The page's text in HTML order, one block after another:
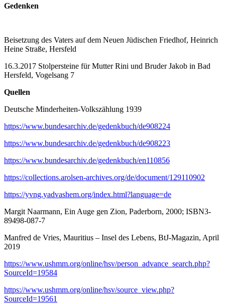
Gedenken
Beisetzung des Vaters auf dem Neuen Jüdischen Friedhof, Heinrich
Heine Straße, Hersfeld
16.3.2017 Stolpersteine für Mutter Rini und Bruder Jakob in Bad
Hersfeld, Vogelsang 7
Quellen
Deutsche Minderheiten-Volkszählung 1939
https://www.bundesarchiv.de/gedenkbuch/de908224
https://www.bundesarchiv.de/gedenkbuch/de908223
https://www.bundesarchiv.de/gedenkbuch/en110856
https://collections.arolsen-archives.org/de/document/129110902
https://yvng.yadvashem.org/index.html?language=de
Margit Naarmann, Ein Auge gen Zion, Paderborn, 2000; ISBN3-
89498-087-7
Manfred de Vries, Mauritius – Insel des Lebens, BtJ-Magazin, April
2019
https://www.ushmm.org/online/hsv/person_advance_search.php?
SourceId=19584
https://www.ushmm.org/online/hsv/source_view.php?
SourceId=19561